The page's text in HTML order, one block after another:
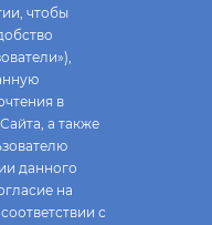
чтобы
в
а также
данного
на
с